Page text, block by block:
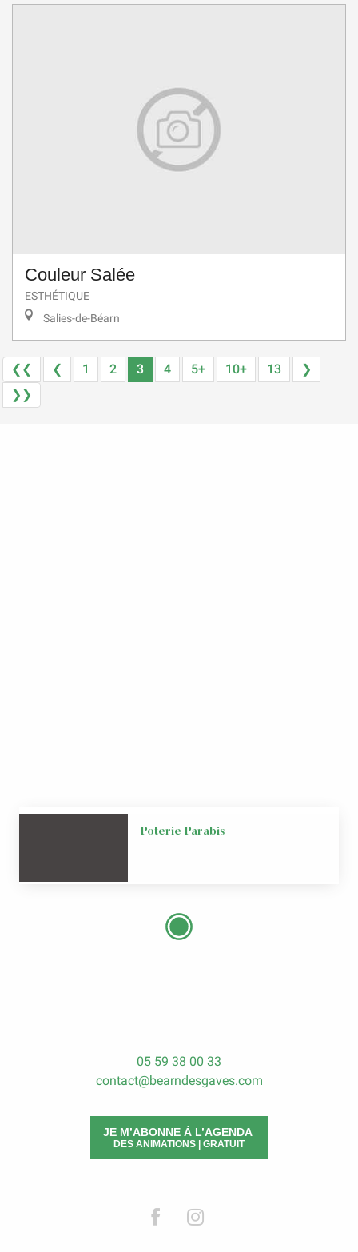
Couleur Salée
ESTHÉTIQUE
Salies-de-Béarn
❮❮ ❮ 1 2 3 4 5+ 10+ 13
❯
❯❯
Poterie Parabis
05 59 38 00 33
contact@bearndesgaves.com
JE M’ABONNE À L’AGENDA
DES ANIMATIONS | GRATUIT